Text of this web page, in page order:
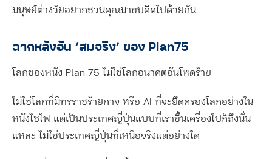
มนุษย์ต่างวัยอยากชวนคุณมาขบคิดไปด้วยกัน
ฉากหลังอัน ‘สมจริง’ ของ Plan75
โลกของหนัง Plan 75 ไม่ใช่โลกอนาคตอันโหดร้าย
ไม่ใช่โลกที่มีทรราชร้ายกาจ หรือ AI ที่จะยึดครองโลกอย่างใน
หนังไซไฟ แต่เป็นประเทศญี่ปุ่นแบบที่เราขึ้นเครื่องไปก็ถึงนั่น
แหละ ไม่ใช่ประเทศญี่ปุ่นที่เหนือจริงแต่อย่างใด